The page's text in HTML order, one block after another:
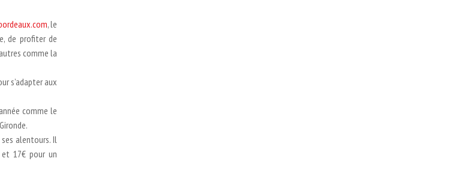
, le
de profiter de
comme la
s’adapter aux
comme le
alentours. Il
17€ pour un